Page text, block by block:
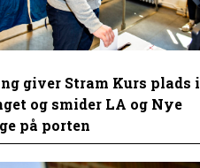
giver Stram Kurs plads i
og smider LA og Nye
på porten